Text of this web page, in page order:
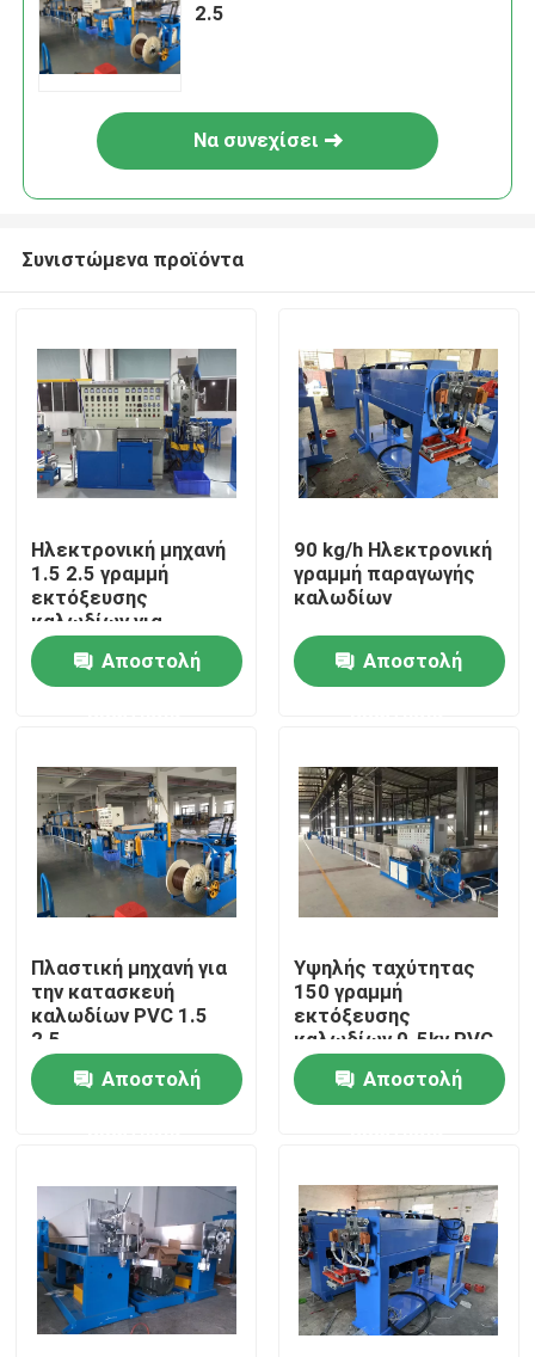
Σπίτι
Βίντεο
Σχετικά με εμάς
Επισκεψή εργοστασίου
Έλεγχος ποιότητας
Ζητήστε μια προσφορά
Μηχανή εκτόξευσης καλωδίων
2.5
Να συνεχίσει
Συνιστώμενα προϊόντα
Ηλεκτρονική μηχανή
1.5 2.5 γραμμή
εκτόξευσης
καλωδίων για
καλώδια PVC
Αποστολή
90 kg/h Ηλεκτρονική
γραμμή παραγωγής
καλωδίων
Αποστολή
Πλαστική μηχανή για
την κατασκευή
καλωδίων PVC 1.5
2.5
Αποστολή
Υψηλής ταχύτητας
150 γραμμή
εκτόξευσης
καλωδίων 0-5kv PVC
/ PE μηχανή
εκτόξευσης για 4 *
300
Αποστολή